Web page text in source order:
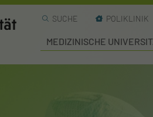
SUCHE POLIKLINIK
MEDIZINISCHE